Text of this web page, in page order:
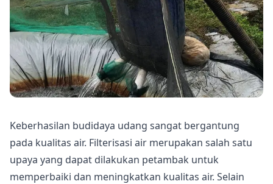
Keberhasilan budidaya udang sangat bergantung
pada kualitas air. Filterisasi air merupakan salah satu
upaya yang dapat dilakukan petambak untuk
memperbaiki dan meningkatkan kualitas air. Selain